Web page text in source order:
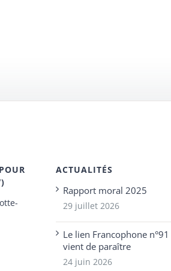
ACTUALITÉS
Rapport moral 2025
29 juillet 2026
Le lien Francophone n°91
vient de paraître
24 juin 2026